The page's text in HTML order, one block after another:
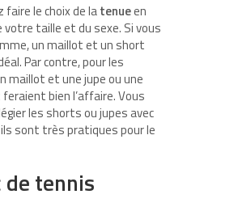
faire le choix de latenueen
votre taille et du sexe. Si vous
un maillot et un short
Par contre, pour les
maillot et une jupe ou une
feraient bien l’affaire. Vous
les shorts ou jupes avec
sont très pratiques pour le
de tennis